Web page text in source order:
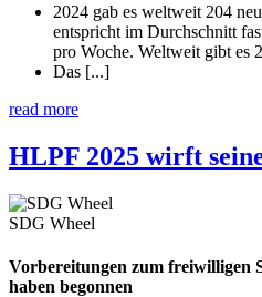
2024 gab es weltweit 204
entspricht im Durchschnitt
pro Woche. Weltweit gibt es
Das [...]
read more
HLPF 2025 wirft
SDG Wheel
Vorbereitungen zum freiwilligen
haben begonnen